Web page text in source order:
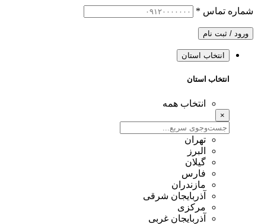
شماره تماس *
ورود / ثبت نام
انتخاب استان
انتخاب استان
انتخاب همه
×
تهران
البرز
گیلان
فارس
مازندران
آذربایجان شرقی
مرکزی
آذربایجان غربی